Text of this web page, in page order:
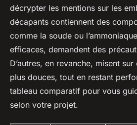
décrypter les mentions sur les
décapants contiennent des
comme la soude ou
efficaces, demandent des
D’autres, en revanche, misent
plus douces, tout en restant
tableau comparatif pour vous
selon votre projet.